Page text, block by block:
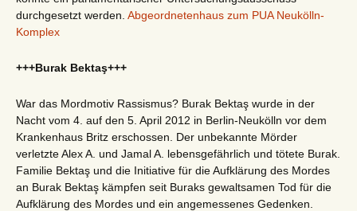
durchgesetzt werden. Abgeordnetenhaus zum PUA Neukölln-
Komplex
+++Burak Bektaş+++
War das Mordmotiv Rassismus? Burak Bektaş wurde in der
Nacht vom 4. auf den 5. April 2012 in Berlin-Neukölln vor dem
Krankenhaus Britz erschossen. Der unbekannte Mörder
verletzte Alex A. und Jamal A. lebensgefährlich und tötete Burak.
Familie Bektaş und die Initiative für die Aufklärung des Mordes
an Burak Bektaş kämpfen seit Buraks gewaltsamen Tod für die
Aufklärung des Mordes und ein angemessenes Gedenken.